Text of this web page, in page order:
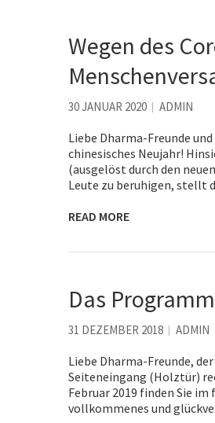
Wegen des
30 JANUAR 2020 ADMIN
Liebe Dharma-Freunde
chinesisches Neujahr!
(ausgelöst durch den
Leute zu beruhigen, stellt
READ MORE
Das
31 DEZEMBER 2018 ADMIN
Liebe Dharma-Freunde,
Seiteneingang (Holztür)
Februar 2019 finden Sie
vollkommenes und